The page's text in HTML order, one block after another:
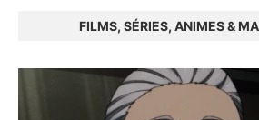
FILMS, SÉRIES, ANIMES &